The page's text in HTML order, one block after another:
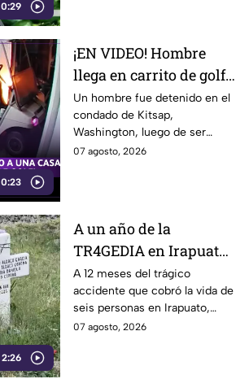
0:29
0:23
¡EN VIDEO! Hombre
llega en carrito de golf
con un perro y termina
DESATANDO inc3ndio
en una casa
Un hombre fue detenido en el
condado de Kitsap,
Washington, luego de ser
señalado como presunto
07 agosto, 2026
2:26
A un año de la
TR4GEDIA en Irapuato:
así luce hoy el lugar
donde MURI3RON seis
personas arroll4das
por el tren
A 12 meses del trágico
accidente que cobró la vida de
seis personas en Irapuato,
flores, veladoras y murales
07 agosto, 2026